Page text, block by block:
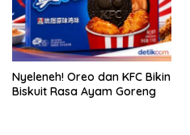
Nyeleneh! Oreo dan KFC Bikin
Biskuit Rasa Ayam Goreng